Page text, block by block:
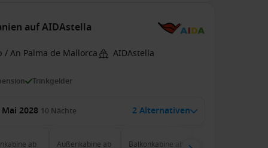
auf AIDAstella
/ An Palma de Mallorca AIDAstella
Trinkgelder
2028 10 Nächte 2 Alternativen
ab Außenkabine ab Balkonkabine ab